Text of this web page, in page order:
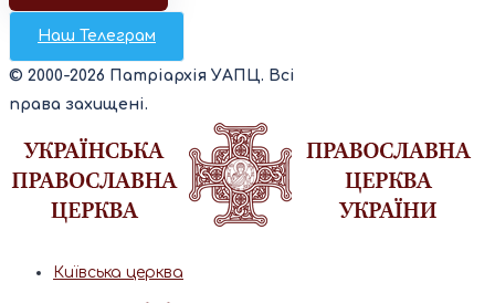
Наш Телеграм
© 2000-2026 Патріархія УАПЦ. Всі
права захищені.
Київська церква